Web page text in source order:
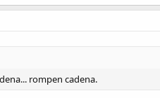
rompen cadena.